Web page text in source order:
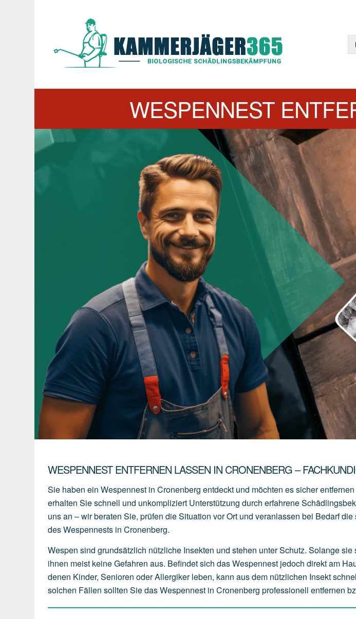
WESPENNEST
WESPENNEST ENTFERNEN LASSEN IN CRONENBERG –
Sie haben ein Wespennest in Cronenberg entdeckt und möchten es sicher
erhalten Sie schnell und unkompliziert Unterstützung durch erfahrene
uns an – wir beraten Sie, prüfen die Situation vor Ort und veranlassen bei Bedarf
des Wespennests in Cronenberg.
Wespen sind grundsätzlich nützliche Insekten und stehen unter Schutz. Solange
ihnen meist keine Gefahren aus. Befindet sich das Wespennest jedoch direkt am
denen Kinder, Senioren oder Allergiker leben, kann aus dem nützlichen Insekt
solchen Fällen sollten Sie das Wespennest in Cronenberg professionell entfernen